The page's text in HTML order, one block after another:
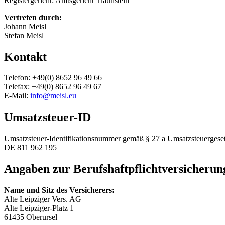
Vertreten durch:
Johann Meisl
Stefan Meisl
Kontakt
Telefon: +49(0) 8652 96 49 66
Telefax: +49(0) 8652 96 49 67
E-Mail: info@meisl.eu
Umsatzsteuer-ID
Umsatzsteuer-Identifikationsnummer gemäß § 27 a
DE 811 962 195
Angaben zur
Name und Sitz des Versicherers:
Alte Leipziger Vers. AG
Alte Leipziger-Platz 1
61435 Oberursel